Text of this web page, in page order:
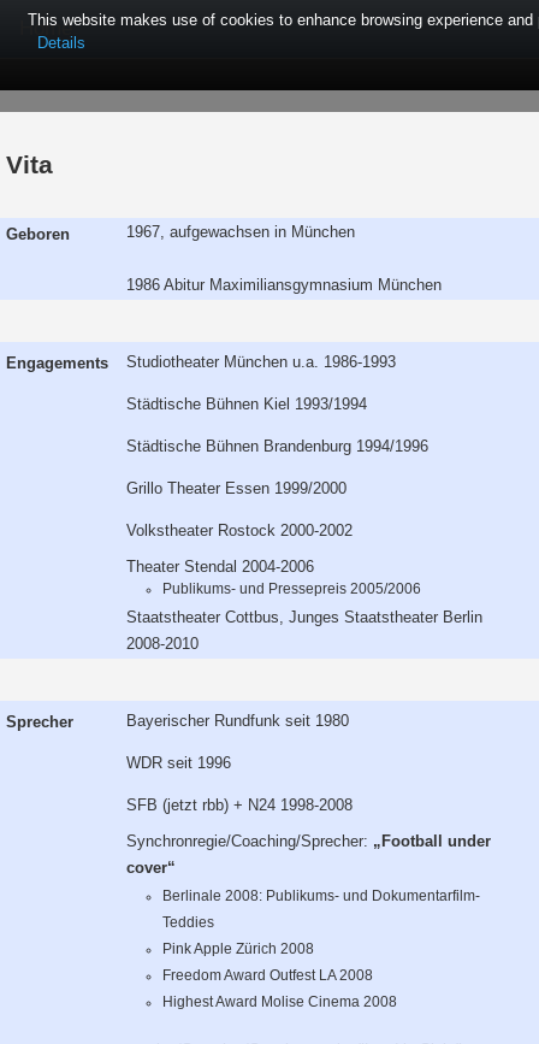
Home
Vita
Geboren 1967, aufgewachsen in München
1986 Abitur Maximiliansgymnasium München
Engagements Studiotheater München u.a. 1986-1993
Städtische Bühnen Kiel 1993/1994
Städtische Bühnen Brandenburg 1994/1996
Grillo Theater Essen 1999/2000
Volkstheater Rostock 2000-2002
Theater Stendal 2004-2006
Publikums- und Pressepreis 2005/2006
Staatstheater Cottbus, Junges Staatstheater Berlin
2008-2010
Sprecher Bayerischer Rundfunk seit 1980
WDR seit 1996
SFB (jetzt rbb) + N24 1998-2008
Synchronregie/Coaching/Sprecher: „Football under
cover“
Berlinale 2008: Publikums- und Dokumentarfilm-
Teddies
Pink Apple Zürich 2008
Freedom Award Outfest LA 2008
Highest Award Molise Cinema 2008
This website makes use of cookies to enhance browsing experience
Details